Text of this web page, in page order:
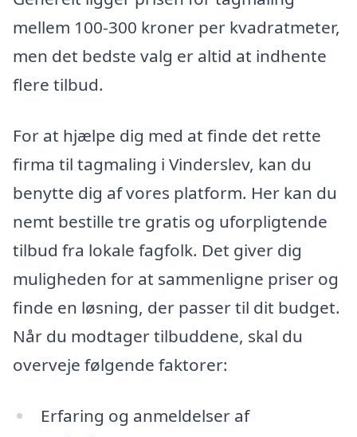
mellem 100-300 kroner per kvadratmeter,
men det bedste valg er altid at indhente
flere tilbud.
For at hjælpe dig med at finde det rette
firma til tagmaling i Vinderslev, kan du
benytte dig af vores platform. Her kan du
nemt bestille tre gratis og uforpligtende
tilbud fra lokale fagfolk. Det giver dig
muligheden for at sammenligne priser og
finde en løsning, der passer til dit budget.
Når du modtager tilbuddene, skal du
overveje følgende faktorer:
Erfaring og anmeldelser af